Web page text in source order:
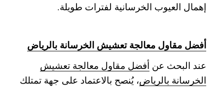
إهمال العيوب الخرسانية لفترات طويلة.
أفضل مقاول معالجة تعشيش الخرسانة بالرياض
عند البحث عن أفضل مقاول معالجة تعشيش
الخرسانة بالرياض، يُنصح بالاعتماد على جهة تمتلك